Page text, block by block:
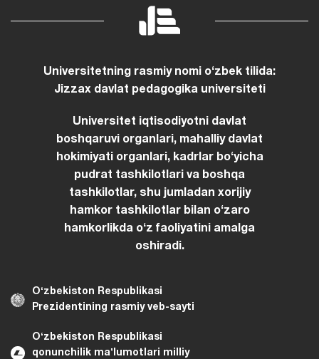
Universitetning rasmiy nomi oʻzbek tilida:
Jizzax davlat pedagogika universiteti
Universitet iqtisodiyotni davlat
boshqaruvi organlari, mahalliy davlat
hokimiyati organlari, kadrlar boʻyicha
pudrat tashkilotlari va boshqa
tashkilotlar, shu jumladan xorijiy
hamkor tashkilotlar bilan oʻzaro
hamkorlikda oʻz faoliyatini amalga
oshiradi.
Oʻzbekiston Respublikasi
Prezidentining rasmiy veb-sayti
Oʻzbekiston Respublikasi
qonunchilik maʼlumotlari milliy